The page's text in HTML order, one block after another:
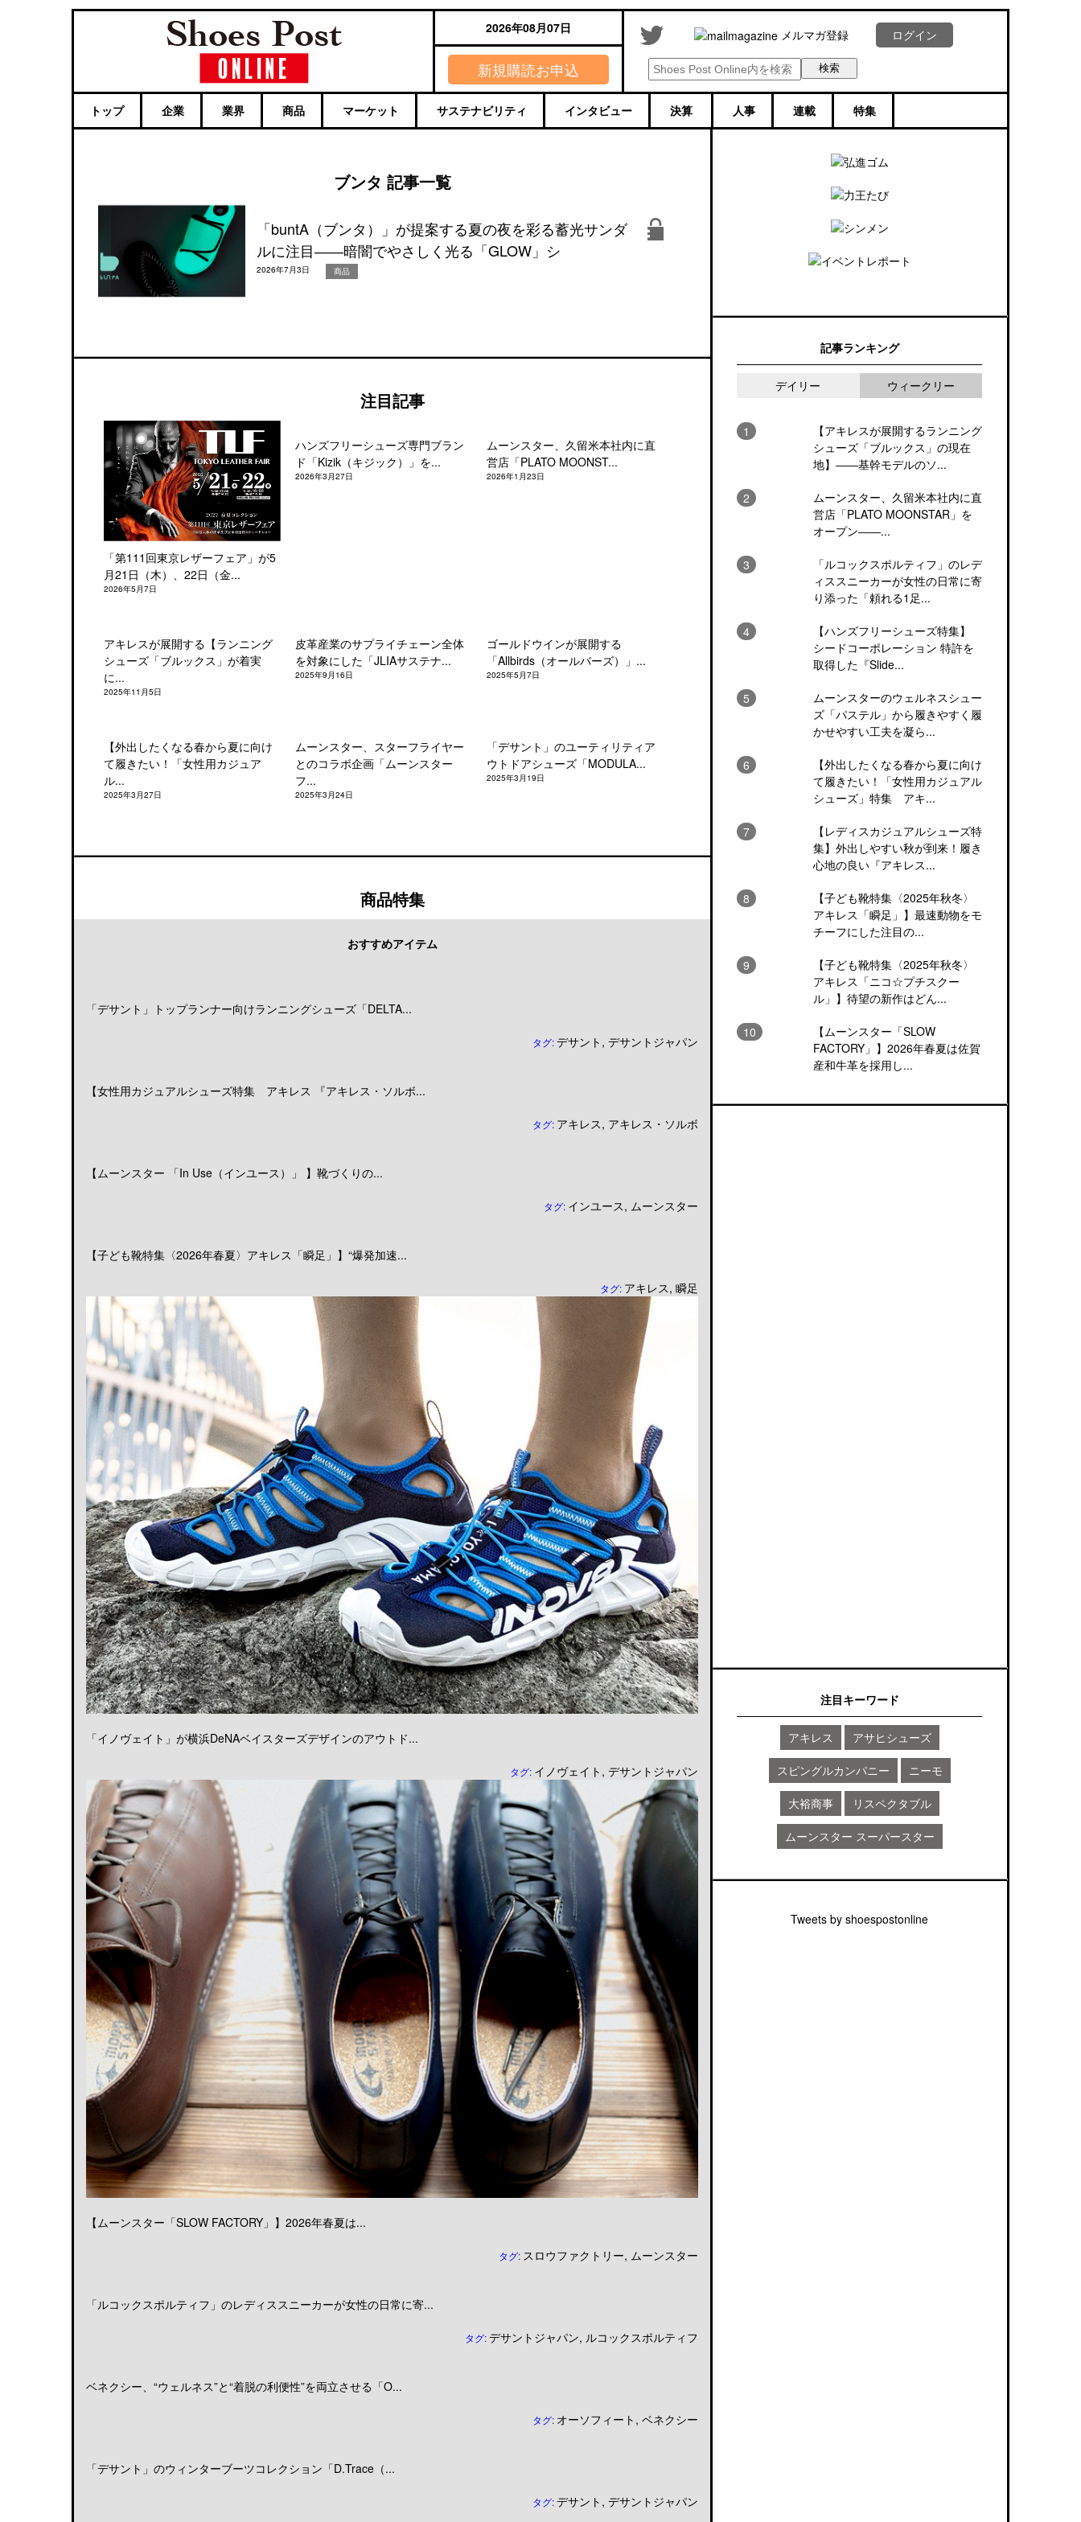
2026年08月07日
新規購読お申込
メルマガ登録 ログイン
トップ 企業 業界 商品 マーケット サステナビリティ インタビュー 決算 人事 連載 特集
ブンタ 記事一覧
「buntA（ブンタ）」が提案する夏の夜を彩る蓄光サンダ
ルに注目――暗闇でやさしく光る「GLOW」シ
2026年7月3日 商品
注目記事
「第111回東京レザーフェア」が5
月21日（木）、22日（金...
2026年5月7日
ハンズフリーシューズ専門ブラン
ド「Kizik（キジック）」を...
2026年3月27日
ムーンスター、久留米本社内に直
営店「PLATO MOONST...
2026年1月23日
アキレスが展開する【ランニング
シューズ「ブルックス」が着実
に...
2025年11月5日
皮革産業のサプライチェーン全体
を対象にした「JLIAサステナ...
2025年9月16日
ゴールドウインが展開する
「Allbirds（オールバーズ）」...
2025年5月7日
【外出したくなる春から夏に向け
て履きたい！「女性用カジュア
ル...
2025年3月27日
ムーンスター、スターフライヤー
とのコラボ企画「ムーンスター
フ...
2025年3月24日
「デサント」のユーティリティア
ウトドアシューズ「MODULA...
2025年3月19日
商品特集
おすすめアイテム
「デサント」トップランナー向けランニングシューズ「DELTA...
タグ:デサント , デサントジャパン
【女性用カジュアルシューズ特集 アキレス 『アキレス・ソルボ...
タグ: アキレス, アキレス・ソルボ
【ムーンスター 「In Use（インユース）」 】靴づくりの...
タグ: インユース, ムーンスター
【子ども靴特集〈2026年春夏〉アキレス「瞬足」】“爆発加速...
タグ: アキレス, 瞬足
「イノヴェイト」が横浜DeNAベイスターズデザインのアウトド...
タグ: イノヴェイト , デサントジャパン
【ムーンスター「SLOW FACTORY」】2026年春夏は...
タグ: スロウファクトリー, ムーンスター
「ルコックスポルティフ」のレディススニーカーが女性の日常に寄...
タグ:デサントジャパン, ルコックスポルティフ
ベネクシー、“ウェルネス”と“着脱の利便性”を両立させる「O...
タグ: オーソフィート , ベネクシー
「デサント」のウィンターブーツコレクション「D.Trace（...
タグ:デサント , デサントジャパン
記事ランキング
デイリー ウィークリー
【アキレスが展開するランニング
シューズ「ブルックス」の現在
地】――基幹モデルのソ...
ムーンスター、久留米本社内に直
営店「PLATO MOONSTAR」を
オープン――...
「ルコックスポルティフ」のレデ
ィススニーカーが女性の日常に寄
り添った「頼れる1足...
【ハンズフリーシューズ特集】
シードコーポレーション 特許を
取得した『Slide...
ムーンスターのウェルネスシュー
ズ「パステル」から履きやすく履
かせやすい工夫を凝ら...
【外出したくなる春から夏に向け
て履きたい！「女性用カジュアル
シューズ」特集 アキ...
【レディスカジュアルシューズ特
集】外出しやすい秋が到来！履き
心地の良い『アキレス...
【子ども靴特集〈2025年秋冬〉
アキレス「瞬足」】最速動物をモ
チーフにした注目の...
【子ども靴特集〈2025年秋冬〉
アキレス「ニコ☆プチスクー
ル」】待望の新作はどん...
【ムーンスター「SLOW
FACTORY」】2026年春夏は佐賀
産和牛革を採用し...
注目キーワード
アキレス アサヒシューズ
スピングルカンパニー ニーモ
大裕商事 リスペクタブル
ムーンスター スーパースター
Tweets by shoespostonline